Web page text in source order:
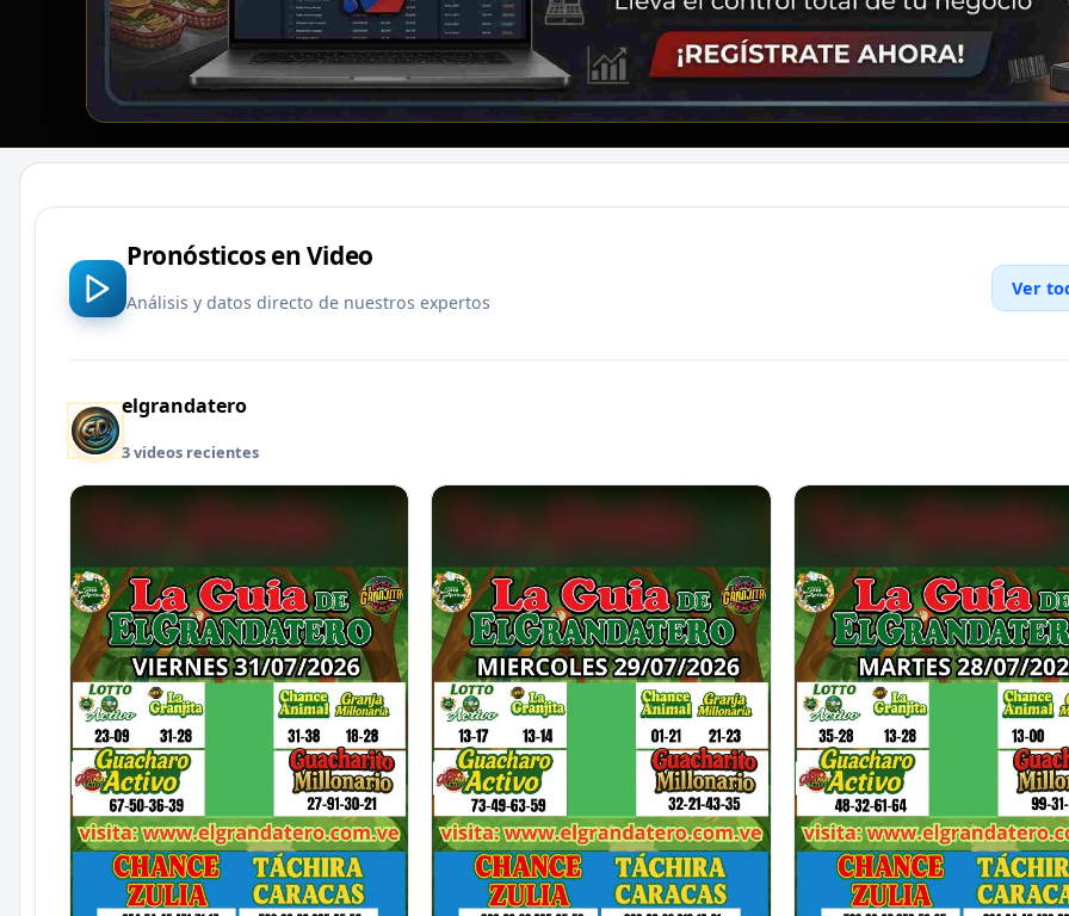
Pronósticos en Video
Análisis y datos directo de nuestros expertos
Ver
elgrandatero
3 videos recientes